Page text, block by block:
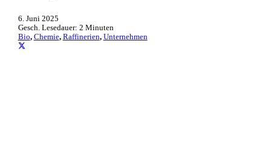
6. Juni 2025
Gesch. Lesedauer: 2 Minuten
Bio, Chemie, Raffinerien, Unternehmen